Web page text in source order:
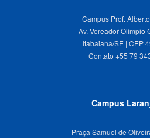
Campus Prof.
Av. Vereador Olímpio
Itabaiana/SE | CEP
Campus
Praça Samuel de